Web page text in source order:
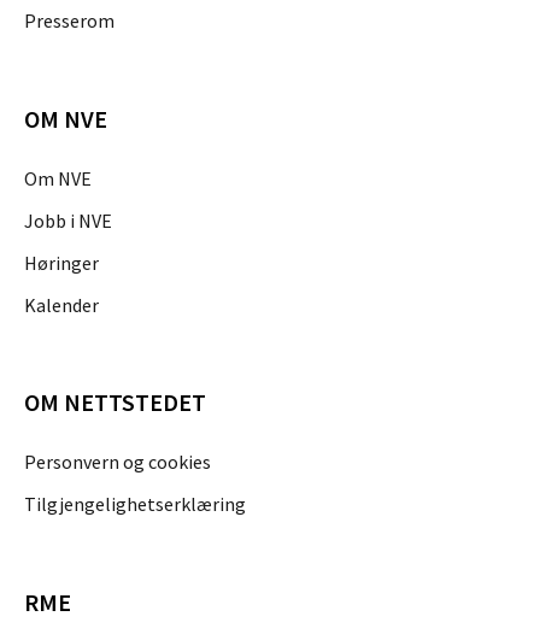
Presserom
OM NVE
Om NVE
Jobb i NVE
Høringer
Kalender
OM NETTSTEDET
Personvern og cookies
Tilgjengelighetserklæring
RME